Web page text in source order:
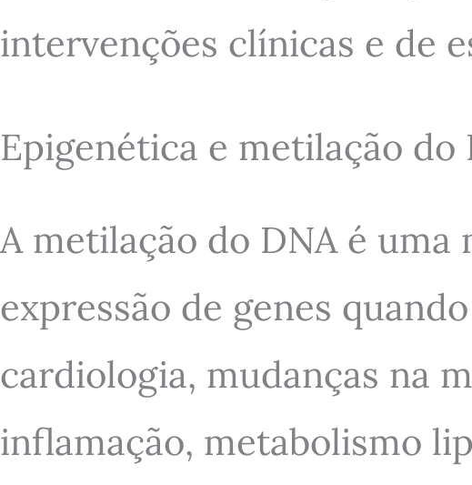
intervenções clínicas e de
Epigenética e metilação do
A metilação do DNA é
expressão de genes
cardiologia, mudanças na
inflamação, metabolismo